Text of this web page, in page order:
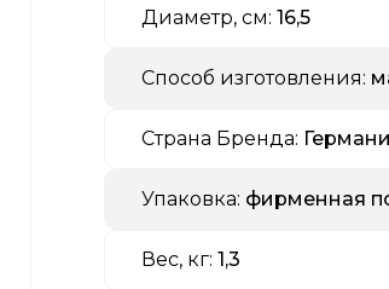
Диаметр, см: 16,5
Способ изготовления:
Страна Бренда:
Упаковка: фирменная
Вес, кг: 1,3